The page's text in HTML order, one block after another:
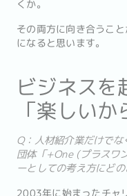
くか。
その両方に向き合うこ
になると思います。
ビジネスを
「楽しい
Q：人材紹介業だけで
団体「+One (プラスワ
ーとしての考え方にど
2003年に始まったチャ